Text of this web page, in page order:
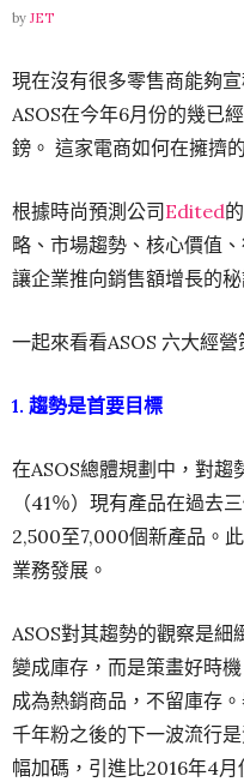
by JET
現在沒有很多零售商能夠
ASOS在今年6月份的幾已
鎊。 這家電商如何在擁擠
根據時尚預測公司 Edited
略、市場趨勢、核心價值
讓企業推向銷售額增長的秘
一起來看看ASOS 六大經營
1. 趨勢是首要目標
在ASOS總體規劃中，對
（41％）現有產品在過去
2,500至7,000個新產品。
業務發展。
ASOS對其趨勢的觀察是
變成庫存，而是策畫好時
成為熱銷商品，不留庫存
千年粉之後的下一波流行
幅加碼，引進比2016年4